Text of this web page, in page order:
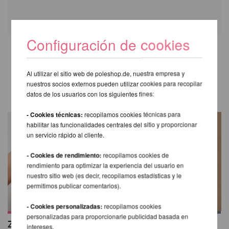
OTROS PRODUCTOS DE LA
MISMA MARCA
Zoey Sports Top -
Carla Bike Shorts -
Configuración de cookies
Al utilizar el sitio web de poleshop.de, nuestra empresa y
nuestros socios externos pueden utilizar cookies para recopilar
datos de los usuarios con los siguientes fines:
- Cookies técnicas:recopilamos cookies técnicas para
habilitar las funcionalidades centrales del sitio y proporcionar
un servicio rápido al cliente.
- Cookies de rendimiento: recopilamos cookies de
rendimiento para optimizar la experiencia del usuario en
nuestro sitio web (es decir, recopilamos estadísticas y le
permitimos publicar comentarios).
- Cookies personalizadas: recopilamos cookies
personalizadas para proporcionarle publicidad basada en
intereses.